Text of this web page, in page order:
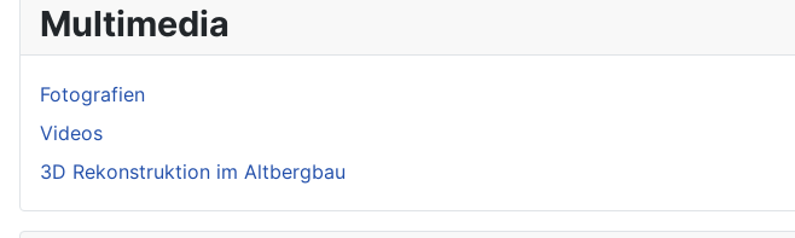
Multimedia
Fotografien
Videos
3D Rekonstruktion im Altbergbau